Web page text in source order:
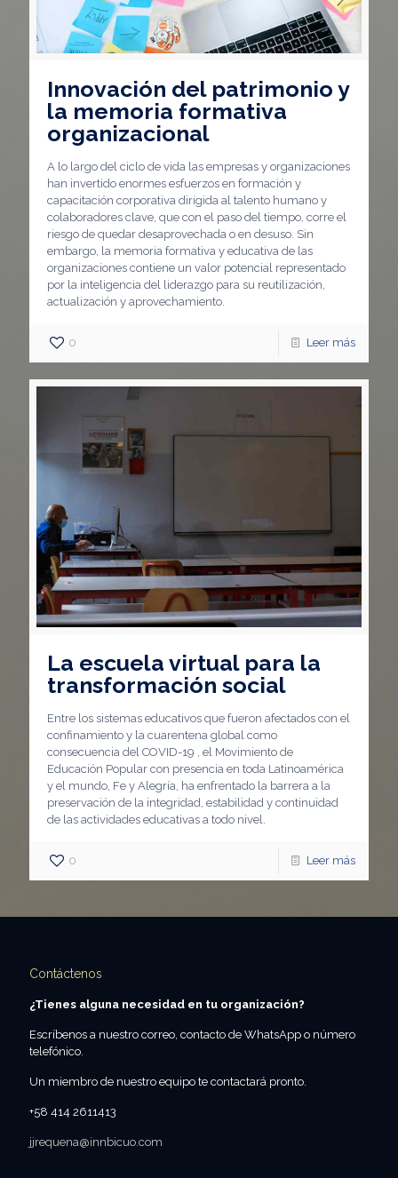
Innovación del patrimonio y
la memoria formativa
organizacional
A lo largo del ciclo de vida las empresas y organizaciones
han invertido enormes esfuerzos en formación y
capacitación corporativa dirigida al talento humano y
colaboradores clave, que con el paso del tiempo, corre el
riesgo de quedar desaprovechada o en desuso. Sin
embargo, la memoria formativa y educativa de las
organizaciones contiene un valor potencial representado
por la inteligencia del liderazgo para su reutilización,
actualización y aprovechamiento.
0 Leer más
La escuela virtual para la
transformación social
Entre los sistemas educativos que fueron afectados con el
confinamiento y la cuarentena global como
consecuencia del COVID-19 , el Movimiento de
Educación Popular con presencia en toda Latinoamérica
y el mundo, Fe y Alegría, ha enfrentado la barrera a la
preservación de la integridad, estabilidad y continuidad
de las actividades educativas a todo nivel.
0 Leer más
Contáctenos
¿Tienes alguna necesidad en tu organización?
Escríbenos a nuestro correo, contacto de WhatsApp o número
telefónico.
Un miembro de nuestro equipo te contactará pronto.
+58 414 2611413
jjrequena@innbicuo.com